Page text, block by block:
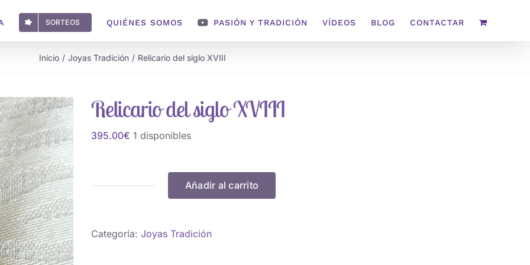
SORTEOS QUIÉNES SOMOS PASIÓN Y TRADICIÓN VÍDEOS BLOG CONTACTAR
Inicio Joyas Tradición Relicario del siglo XVIII
Relicario del siglo XVIII
395.00€ 1 disponibles
Añadir al carrito
Categoría: Joyas Tradición